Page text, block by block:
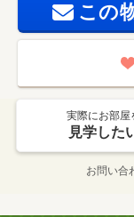
この
実際にお部屋
見学した
お問い合